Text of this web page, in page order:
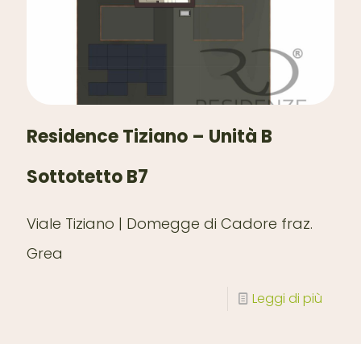
Residence Tiziano – Unità B
Sottotetto B7
Viale Tiziano | Domegge di Cadore fraz.
Grea
Leggi di più